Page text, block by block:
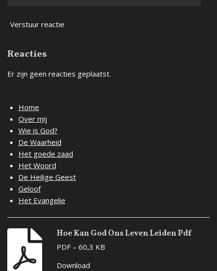
Verstuur reactie
Reacties
Er zijn geen reacties geplaatst.
Home
Over mij
Wie is God?
De Waarheid
Het goede zaad
Het Woord
De Heilige Geest
Geloof
Het Evangelie
Hoe Kan God Ons Leven Leiden Pdf
PDF – 60,3 KB
Download